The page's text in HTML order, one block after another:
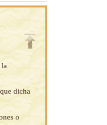
dicha
o